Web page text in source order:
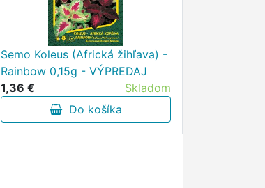
Semo Koleus (Africká žihľava) -
Rainbow 0,15g - VÝPREDAJ
1,36 €
Skladom
Do košíka